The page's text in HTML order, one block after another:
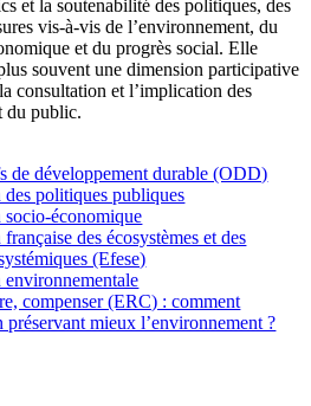
et la soutenabilité des politiques, des
vis-à-vis de l’environnement, du
et du progrès social. Elle
souvent une dimension participative
consultation et l’implication des
du public.
de développement durable (ODD)
des politiques publiques
socio-économique
des écosystèmes et des
(Efese)
environnementale
compenser (ERC) : comment
préservant mieux l’environnement ?